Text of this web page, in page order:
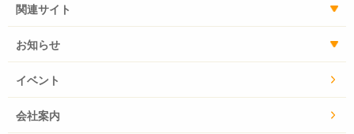
関連サイト
お知らせ
イベント
会社案内